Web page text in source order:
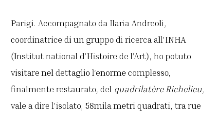
Parigi. Accompagnato da Ilaria Andreoli,
coordinatrice di un gruppo di ricerca all’INHA
(Institut national d’Histoire de l’Art), ho potuto
visitare nel dettaglio l’enorme complesso,
finalmente restaurato, del quadrilatère Richelieu,
vale a dire l’isolato, 58mila metri quadrati, tra rue